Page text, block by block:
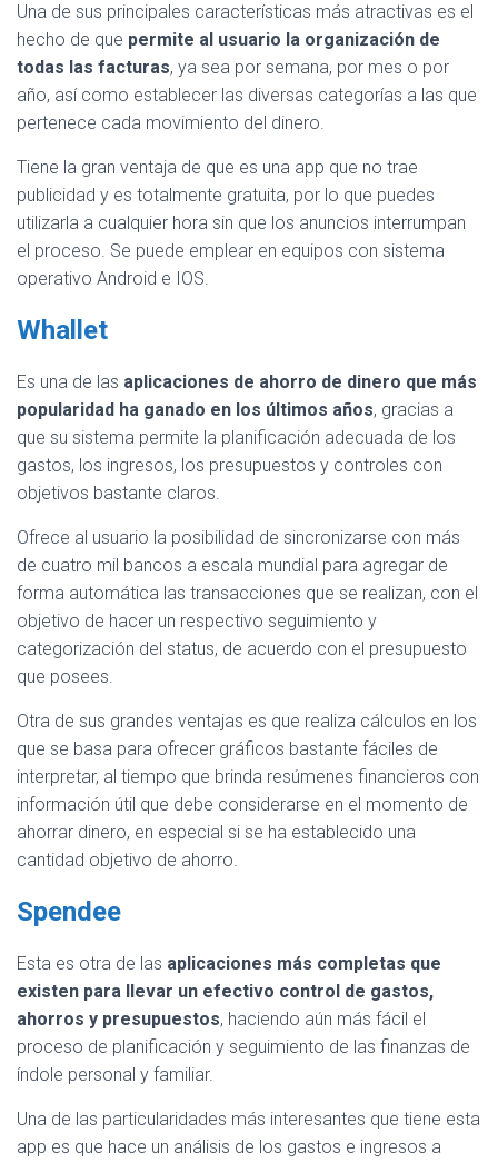
Una de sus principales características más atractivas es el
hecho de que permite al usuario la organización de
todas las facturas, ya sea por semana, por mes o por
año, así como establecer las diversas categorías a las que
pertenece cada movimiento del dinero.
Tiene la gran ventaja de que es una app que no trae
publicidad y es totalmente gratuita, por lo que puedes
utilizarla a cualquier hora sin que los anuncios interrumpan
el proceso. Se puede emplear en equipos con sistema
operativo Android e IOS.
Whallet
Es una de las aplicaciones de ahorro de dinero que más
popularidad ha ganado en los últimos años, gracias a
que su sistema permite la planificación adecuada de los
gastos, los ingresos, los presupuestos y controles con
objetivos bastante claros.
Ofrece al usuario la posibilidad de sincronizarse con más
de cuatro mil bancos a escala mundial para agregar de
forma automática las transacciones que se realizan, con el
objetivo de hacer un respectivo seguimiento y
categorización del status, de acuerdo con el presupuesto
que posees.
Otra de sus grandes ventajas es que realiza cálculos en los
que se basa para ofrecer gráficos bastante fáciles de
interpretar, al tiempo que brinda resúmenes financieros con
información útil que debe considerarse en el momento de
ahorrar dinero, en especial si se ha establecido una
cantidad objetivo de ahorro.
Spendee
Esta es otra de las aplicaciones más completas que
existen para llevar un efectivo control de gastos,
ahorros y presupuestos, haciendo aún más fácil el
proceso de planificación y seguimiento de las finanzas de
índole personal y familiar.
Una de las particularidades más interesantes que tiene esta
app es que hace un análisis de los gastos e ingresos a